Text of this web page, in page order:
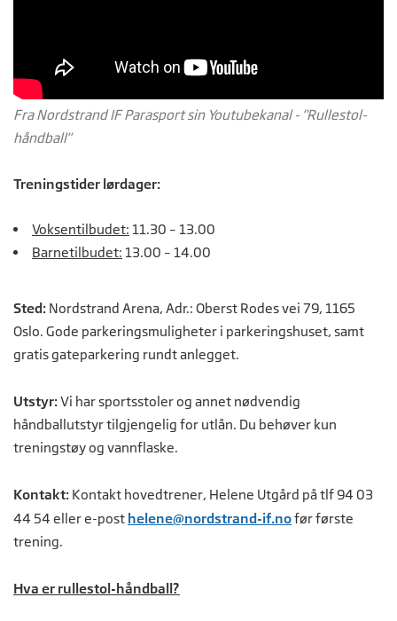
Fra Nordstrand IF Parasport sin Youtubekanal - "Rullestol-
håndball"
Treningstider lørdager:
Voksentilbudet: 11.30 – 13.00
Barnetilbudet: 13.00 – 14.00
Sted: Nordstrand Arena, Adr.: Oberst Rodes vei 79, 1165
Oslo. Gode parkeringsmuligheter i parkeringshuset, samt
gratis gateparkering rundt anlegget.
Utstyr:Vi har sportsstoler og annet nødvendig
håndballutstyr tilgjengelig for utlån. Du behøver kun
treningstøy og vannflaske.
Kontakt: Kontakt hovedtrener, Helene Utgård på tlf 94 03
44 54 eller e-post helene@nordstrand-if.nofør første
trening.
Hva er rullestol-håndball?